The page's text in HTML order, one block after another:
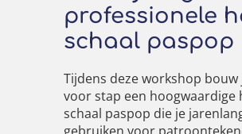
professionele
schaal paspop
Tijdens deze workshop bouw
voor stap een hoogwaardige
schaal paspop die je